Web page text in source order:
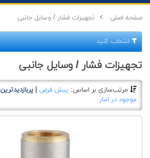
صفحه اصلی تجهیزات فشار / وسایل جانبی
انتخاب کنید
تجهیزات فشار / وسایل جانبی
مرتب‌سازی بر اساس: پیش فرض پربازدیدترین
موجود در انبار